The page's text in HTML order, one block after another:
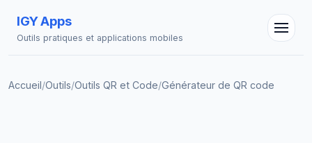
IGY Apps
Outils pratiques et applications mobiles
Accueil/Outils/Outils QR et Code/Générateur de QR code